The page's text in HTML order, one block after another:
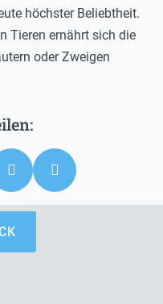
höchster Beliebtheit.
Tieren ernährt sich die
oder Zweigen